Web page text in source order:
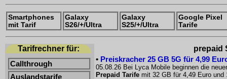
Smartphones
mit Tarif
Galaxy
S26/+/Ultra
Galaxy
S25/+/Ultra
Google Pixel
Tarife
Tarifrechner für:
Callthrough
Auslandstarife
prepaid
• Preiskracher 25 GB 5G für 4,99
05.08.26 Bei Lyca Mobile beginnen die
Prepaid Tarife mit 32 GB für 4,49 Euro